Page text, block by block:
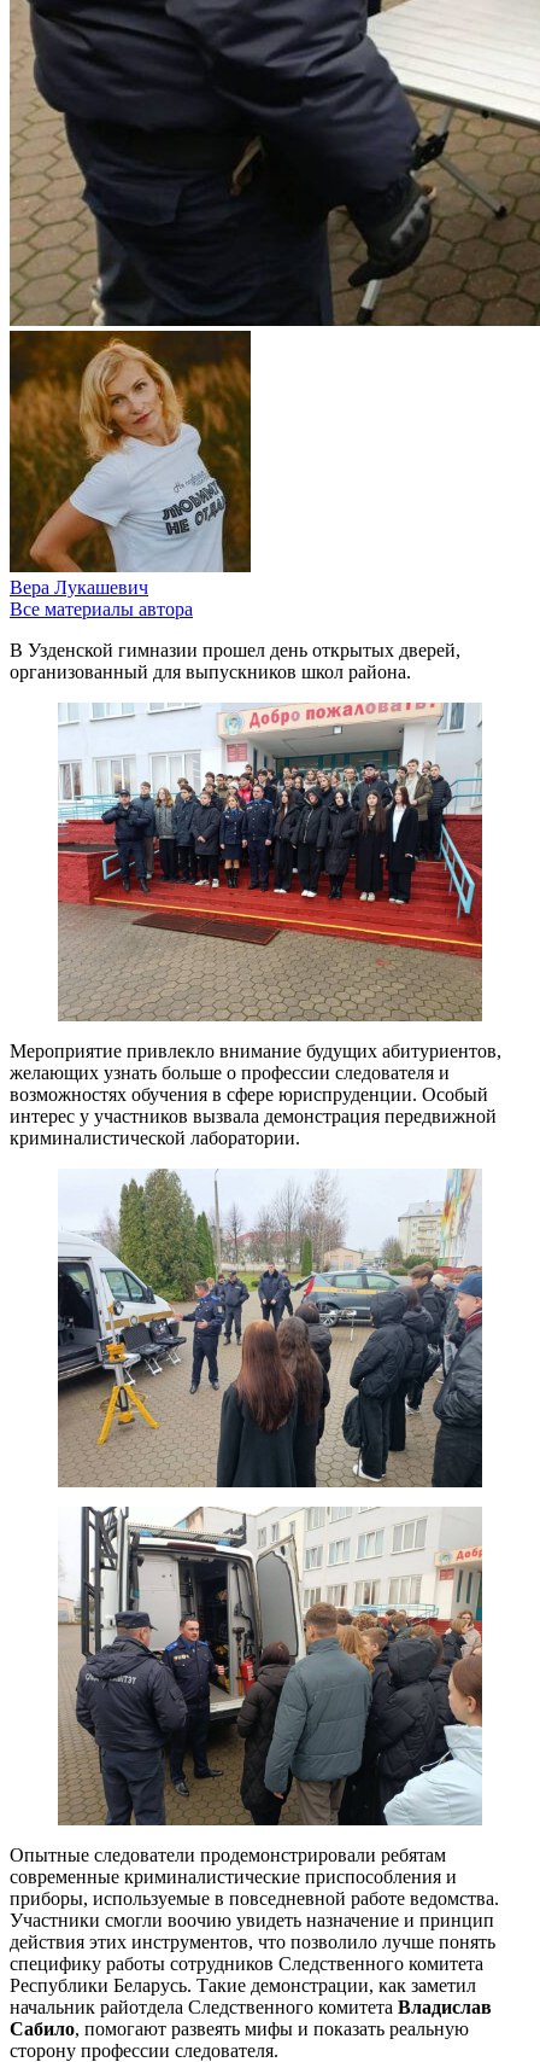
Вера Лукашевич
Все материалы автора
В Узденской гимназии прошел день открытых дверей,
организованный для выпускников школ района.
Мероприятие привлекло внимание будущих абитуриентов,
желающих узнать больше о профессии следователя и
возможностях обучения в сфере юриспруденции. Особый
интерес у участников вызвала демонстрация передвижной
криминалистической лаборатории.
Опытные следователи продемонстрировали ребятам
современные криминалистические приспособления и
приборы, используемые в повседневной работе ведомства.
Участники смогли воочию увидеть назначение и принцип
действия этих инструментов, что позволило лучше понять
специфику работы сотрудников Следственного комитета
Республики Беларусь. Такие демонстрации, как заметил
начальник райотдела Следственного комитета Владислав
Сабило, помогают развеять мифы и показать реальную
сторону профессии следователя.